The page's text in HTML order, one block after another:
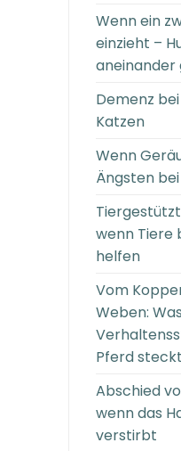
Wenn ein
einzieht –
aneinander
Demenz
Katzen
Wenn
Ängsten
wenn Tiere
helfen
Vom
Weben:
Pferd steckt
Abschied
wenn das
verstirbt